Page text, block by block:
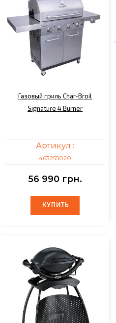
Газовый гриль Char-Broil
Signature 4 Burner
Артикул :
463255020
56 990 грн.
КУПИТЬ
КУПИТЬ